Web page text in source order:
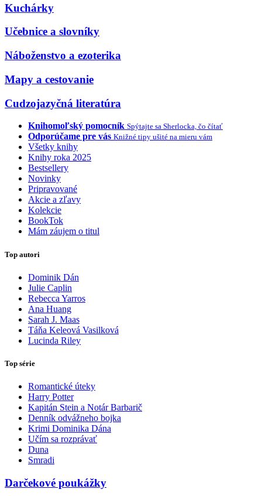
Kuchárky
Učebnice a slovníky
Náboženstvo a ezoterika
Mapy a cestovanie
Cudzojazyčná literatúra
Knihomoľský pomocník Spýtajte sa Sherlocka, čo čítať
Odporúčame pre vás Knižné tipy ušité na mieru vám
Všetky knihy
Knihy roka 2025
Bestsellery
Novinky
Pripravované
Akcie a zľavy
Kolekcie
BookTok
Mám záujem o titul
Top autori
Dominik Dán
Julie Caplin
Rebecca Yarros
Ana Huang
Sarah J. Maas
Táňa Keleová Vasilková
Lucinda Riley
Top série
Romantické úteky
Harry Potter
Kapitán Stein a Notár Barbarič
Denník odvážneho bojka
Krimi Dominika Dána
Učím sa rozprávať
Duna
Smradi
Darčekové poukážky